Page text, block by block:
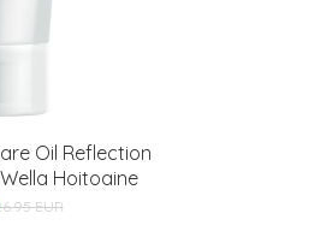
Oil Reflection
Hoitoaine
EUR